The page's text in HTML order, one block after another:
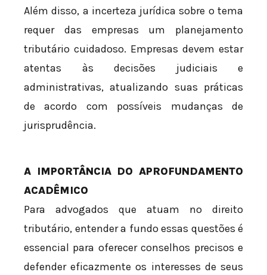
Além disso, a incerteza jurídica sobre o tema
requer das empresas um planejamento
tributário cuidadoso. Empresas devem estar
atentas às decisões judiciais e
administrativas, atualizando suas práticas
de acordo com possíveis mudanças de
jurisprudência.
A IMPORTÂNCIA DO APROFUNDAMENTO
ACADÊMICO
Para advogados que atuam no direito
tributário, entender a fundo essas questões é
essencial para oferecer conselhos precisos e
defender eficazmente os interesses de seus